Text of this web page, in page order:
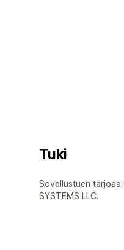
Tuki
Sovellustuen tarjoaa
SYSTEMS LLC.